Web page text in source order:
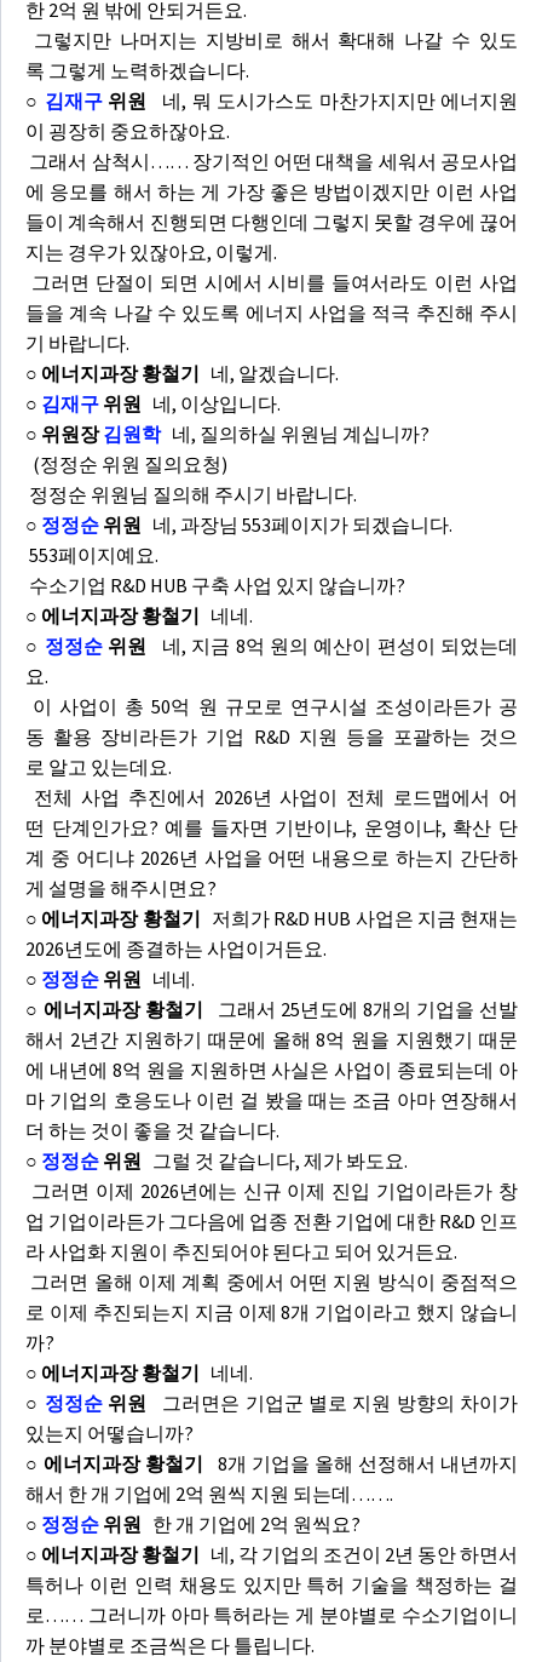
한 2억 원 밖에 안되거든요.
그렇지만 나머지는 지방비로 해서 확대해 나갈 수 있도
록 그렇게 노력하겠습니다.
○ 김재구위원
네, 뭐 도시가스도 마찬가지지만 에너지원
이 굉장히 중요하잖아요.
그래서 삼척시…… 장기적인 어떤 대책을 세워서 공모사업
에 응모를 해서 하는 게 가장 좋은 방법이겠지만 이런 사업
들이 계속해서 진행되면 다행인데 그렇지 못할 경우에 끊어
지는 경우가 있잖아요, 이렇게.
그러면 단절이 되면 시에서 시비를 들여서라도 이런 사업
들을 계속 나갈 수 있도록 에너지 사업을 적극 추진해 주시
기 바랍니다.
○ 에너지과장 황철기 네, 알겠습니다.
○ 김재구 위원 네, 이상입니다.
○ 위원장김원학네, 질의하실 위원님 계십니까?
(정정순 위원 질의요청)
정정순 위원님 질의해 주시기 바랍니다.
○ 정정순 위원 네, 과장님 553페이지가 되겠습니다.
553페이지예요.
수소기업 R&D HUB 구축 사업 있지 않습니까?
○ 에너지과장 황철기 네네.
○ 정정순위원
네, 지금 8억 원의 예산이 편성이 되었는데
요.
이 사업이 총 50억 원 규모로 연구시설 조성이라든가 공
동 활용 장비라든가 기업 R&D 지원 등을 포괄하는 것으
로 알고 있는데요.
전체 사업 추진에서 2026년 사업이 전체 로드맵에서 어
떤 단계인가요? 예를 들자면 기반이냐, 운영이냐, 확산 단
계 중 어디냐 2026년 사업을 어떤 내용으로 하는지 간단하
게 설명을 해주시면요?
○ 에너지과장 황철기 저희가 R&D HUB 사업은 지금 현재는
2026년도에 종결하는 사업이거든요.
○ 정정순 위원 네네.
○ 에너지과장 황철기 그래서 25년도에 8개의 기업을 선발
해서 2년간 지원하기 때문에 올해 8억 원을 지원했기 때문
에 내년에 8억 원을 지원하면 사실은 사업이 종료되는데 아
마 기업의 호응도나 이런 걸 봤을 때는 조금 아마 연장해서
더 하는 것이 좋을 것 같습니다.
○ 정정순 위원 그럴 것 같습니다, 제가 봐도요.
그러면 이제 2026년에는 신규 이제 진입 기업이라든가 창
업 기업이라든가 그다음에 업종 전환 기업에 대한 R&D 인프
라 사업화 지원이 추진되어야 된다고 되어 있거든요.
그러면 올해 이제 계획 중에서 어떤 지원 방식이 중점적으
로 이제 추진되는지 지금 이제 8개 기업이라고 했지 않습니
까?
○ 에너지과장 황철기 네네.
○ 정정순위원
그러면은 기업군 별로 지원 방향의 차이가
있는지 어떻습니까?
○ 에너지과장 황철기 8개 기업을 올해 선정해서 내년까지
해서 한 개 기업에 2억 원씩 지원 되는데…….
○ 정정순 위원 한 개 기업에 2억 원씩요?
○ 에너지과장 황철기 네, 각 기업의 조건이 2년 동안 하면서
특허나 이런 인력 채용도 있지만 특허 기술을 책정하는 걸
로…… 그러니까 아마 특허라는 게 분야별로 수소기업이니
까 분야별로 조금씩은 다 틀립니다.